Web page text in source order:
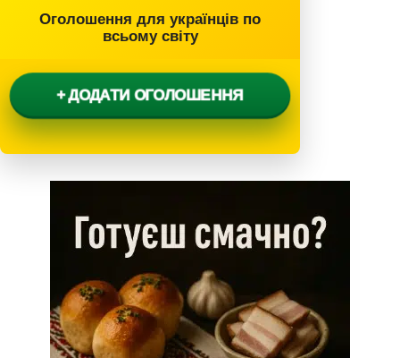
Оголошення для українців по
всьому світу
+ ДОДАТИ ОГОЛОШЕННЯ